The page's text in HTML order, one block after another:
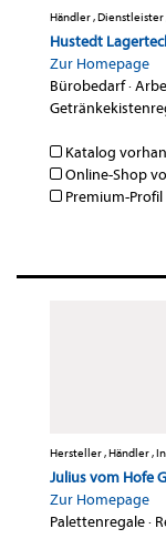
Händler ,
Hustedt
Zur Homepage
Bürobedarf·
Katalog
Online-Shop
Premium-Profil
Hersteller , Händler ,
Julius vom Hofe
Zur Homepage
Palettenregale·